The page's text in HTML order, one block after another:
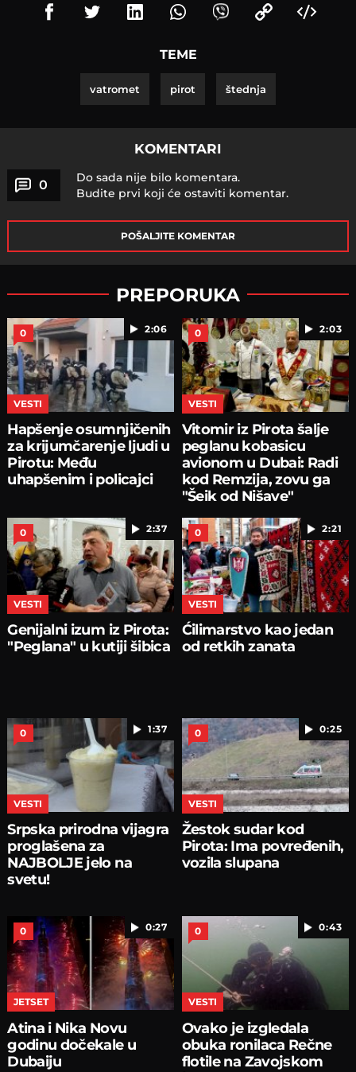
TEME
vatromet pirot štednja
KOMENTARI
0
Do sada nije bilo komentara.
Budite prvi koji će ostaviti komentar.
POŠALJITE KOMENTAR
PREPORUKA
2:06
0
VESTI
Hapšenje osumnjičenih
za krijumčarenje ljudi u
Pirotu: Među
uhapšenim i policajci
2:03
0
VESTI
Vitomir iz Pirota šalje
peglanu kobasicu
avionom u Dubai: Radi
kod Remzija, zovu ga
"Šeik od Nišave"
2:37
0
VESTI
Genijalni izum iz Pirota:
"Peglana" u kutiji šibica
2:21
0
VESTI
Ćilimarstvo kao jedan
od retkih zanata
1:37
0
VESTI
Srpska prirodna vijagra
proglašena za
NAJBOLJE jelo na
svetu!
0:25
0
VESTI
Žestok sudar kod
Pirota: Ima povređenih,
vozila slupana
0:27
0
JETSET
Atina i Nika Novu
godinu dočekale u
Dubaiju
0:43
0
VESTI
Ovako je izgledala
obuka ronilaca Rečne
flotile na Zavojskom